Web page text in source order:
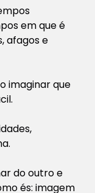
em que é
afagos e
imaginar que
do outro e
és: imagem